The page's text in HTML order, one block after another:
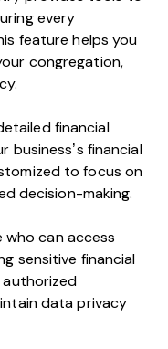
every
feature helps you
congregation,
financial
financial
to focus on
decision-making.
who can access
sensitive financial
authorized
data privacy